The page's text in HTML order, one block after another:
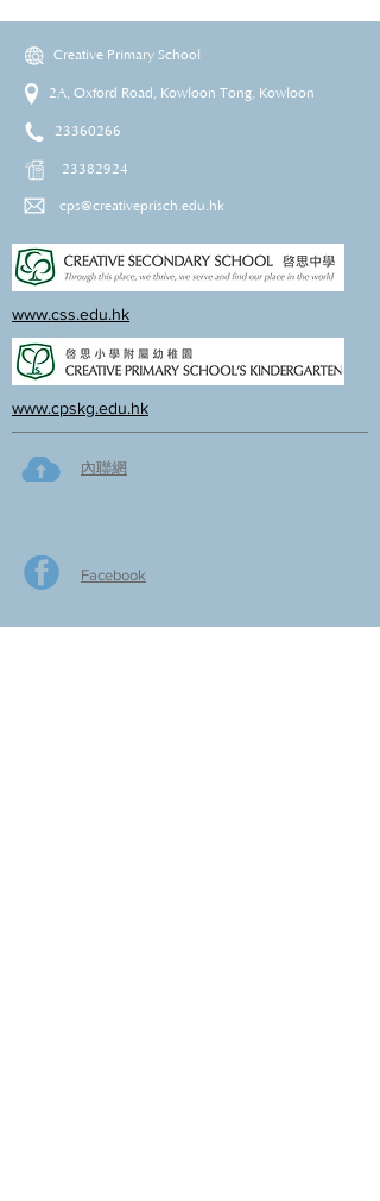
Creative Primary School
2A, Oxford Road, Kowloon Tong, Kowloon
23360266
23382924
cps@creativeprisch.edu.hk
www.css.edu.hk
www.cpskg.edu.hk
內聯網
Facebook